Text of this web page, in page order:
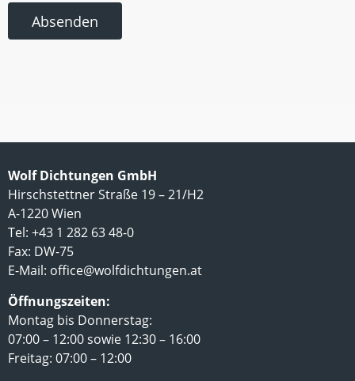
Absenden
Wolf Dichtungen GmbH
Hirschstettner Straße 19 – 21/H2
A-1220 Wien
Tel: +43 1 282 63 48-0
Fax: DW-75
E-Mail: office@wolfdichtungen.at
Öffnungszeiten:
Montag bis Donnerstag:
07:00 – 12:00 sowie 12:30 – 16:00
Freitag: 07:00 – 12:00